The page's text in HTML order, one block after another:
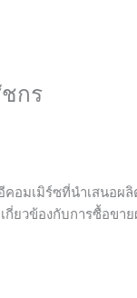
กร
คอมเมิร์ซที่นำเสน
กี่ยวข้องกับการซื้อข